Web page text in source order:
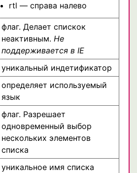
rtl — справа налево
флаг. Делает спискок
неактивным. Не
поддерживается в IE
уникальный индетификатор
определяет используемый
язык
флаг. Разрешает
одновременный выбор
нескольких элементов
списка
уникальное имя списка